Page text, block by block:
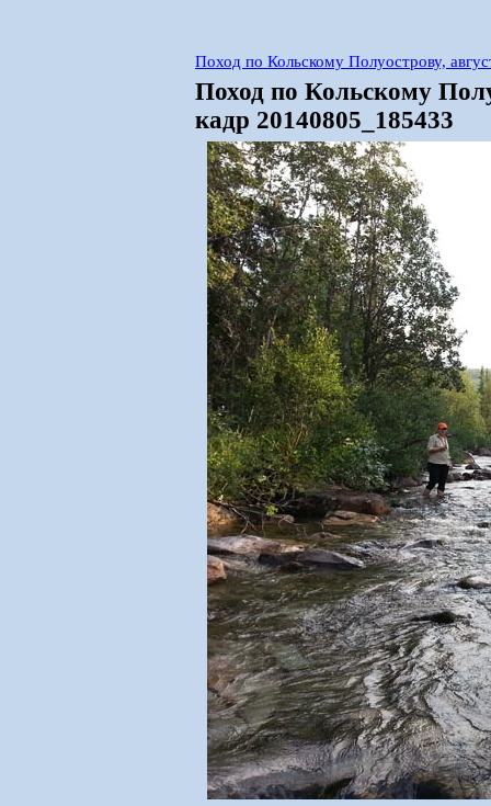
Поход по Кольскому Полуострову,
Поход по Кольскому
кадр 20140805_185433